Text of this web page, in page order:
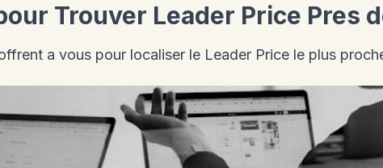
Trouver Leader Price Pres
a vous pour localiser le Leader Price le plus